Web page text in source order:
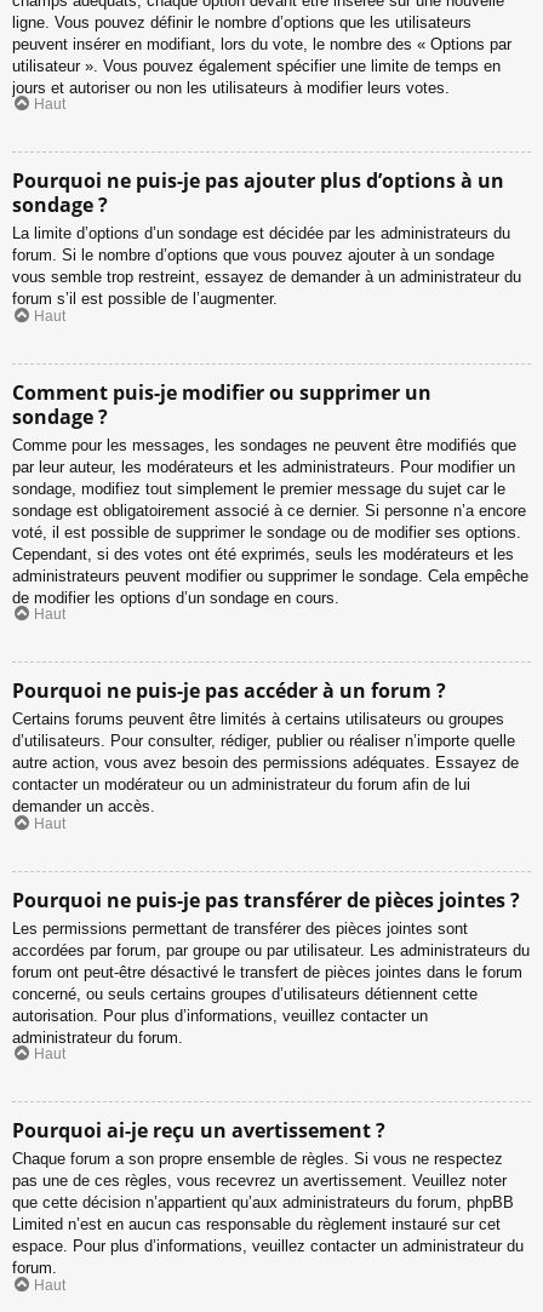
ligne. Vous pouvez définir le nombre d’options que les utilisateurs
peuvent insérer en modifiant, lors du vote, le nombre des « Options par
utilisateur ». Vous pouvez également spécifier une limite de temps en
jours et autoriser ou non les utilisateurs à modifier leurs votes.
Haut
Pourquoi ne puis-je pas ajouter plus d’options à un
sondage ?
La limite d’options d’un sondage est décidée par les administrateurs du
forum. Si le nombre d’options que vous pouvez ajouter à un sondage
vous semble trop restreint, essayez de demander à un administrateur du
forum s’il est possible de l’augmenter.
Haut
Comment puis-je modifier ou supprimer un
sondage ?
Comme pour les messages, les sondages ne peuvent être modifiés que
par leur auteur, les modérateurs et les administrateurs. Pour modifier un
sondage, modifiez tout simplement le premier message du sujet car le
sondage est obligatoirement associé à ce dernier. Si personne n’a encore
voté, il est possible de supprimer le sondage ou de modifier ses options.
Cependant, si des votes ont été exprimés, seuls les modérateurs et les
administrateurs peuvent modifier ou supprimer le sondage. Cela empêche
de modifier les options d’un sondage en cours.
Haut
Pourquoi ne puis-je pas accéder à un forum ?
Certains forums peuvent être limités à certains utilisateurs ou groupes
d’utilisateurs. Pour consulter, rédiger, publier ou réaliser n’importe quelle
autre action, vous avez besoin des permissions adéquates. Essayez de
contacter un modérateur ou un administrateur du forum afin de lui
demander un accès.
Haut
Pourquoi ne puis-je pas transférer de pièces jointes ?
Les permissions permettant de transférer des pièces jointes sont
accordées par forum, par groupe ou par utilisateur. Les administrateurs du
forum ont peut-être désactivé le transfert de pièces jointes dans le forum
concerné, ou seuls certains groupes d’utilisateurs détiennent cette
autorisation. Pour plus d’informations, veuillez contacter un
administrateur du forum.
Haut
Pourquoi ai-je reçu un avertissement ?
Chaque forum a son propre ensemble de règles. Si vous ne respectez
pas une de ces règles, vous recevrez un avertissement. Veuillez noter
que cette décision n’appartient qu’aux administrateurs du forum, phpBB
Limited n’est en aucun cas responsable du règlement instauré sur cet
espace. Pour plus d’informations, veuillez contacter un administrateur du
forum.
Haut